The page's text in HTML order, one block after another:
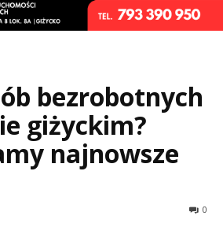
bezrobotnych
giżyckim?
najnowsze
0